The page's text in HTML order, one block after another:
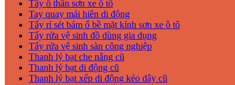
Tẩy ố thân sơn xe ô tô
Tay quay mái hiên di động
Tẩy rỉ sét bám ố bề mặt kính sơn xe ô tô
Tẩy rửa vệ sinh đồ dùng gia dụng
Tẩy rửa vệ sinh sàn công nghiệp
Thanh lý bạt che nắng cũ
Thanh lý bạt di động cũ
Thanh lý bạt xếp di động kéo dây cũ